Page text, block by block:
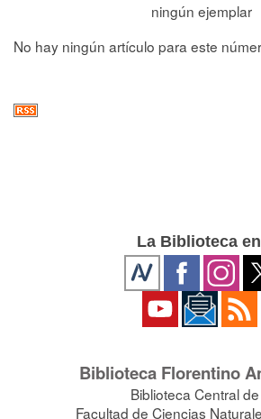
ningún ejemplar
No hay ningún artículo para este
La Biblioteca
Biblioteca Florentino
Biblioteca Central
Facultad de Ciencias